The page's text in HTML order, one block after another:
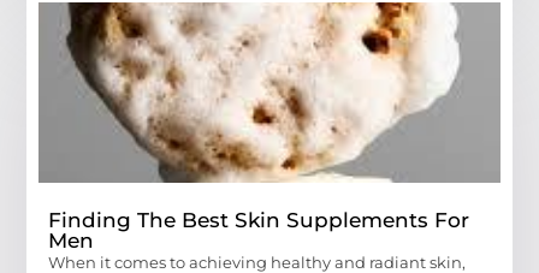
Finding The Best Skin Supplements For
Men
When it comes to achieving healthy and radiant skin,